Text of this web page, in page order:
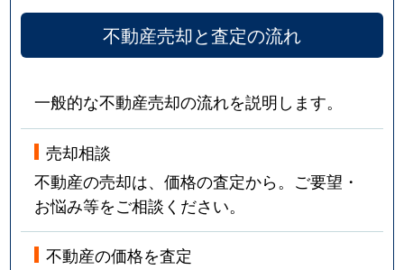
不動産売却と査定の流れ
一般的な不動産売却の流れを説明します。
売却相談
不動産の売却は、価格の査定から。ご要望・
お悩み等をご相談ください。
不動産の価格を査定